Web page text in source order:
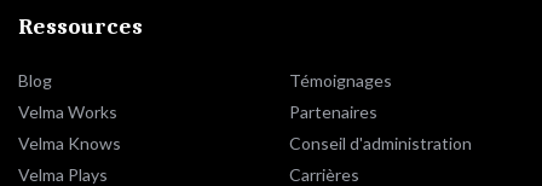
Ressources
Blog
Velma Works
Velma Knows
Velma Plays
Témoignages
Partenaires
Conseil d'administration
Carrières